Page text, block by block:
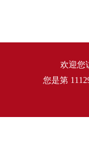
欢迎您
您是第